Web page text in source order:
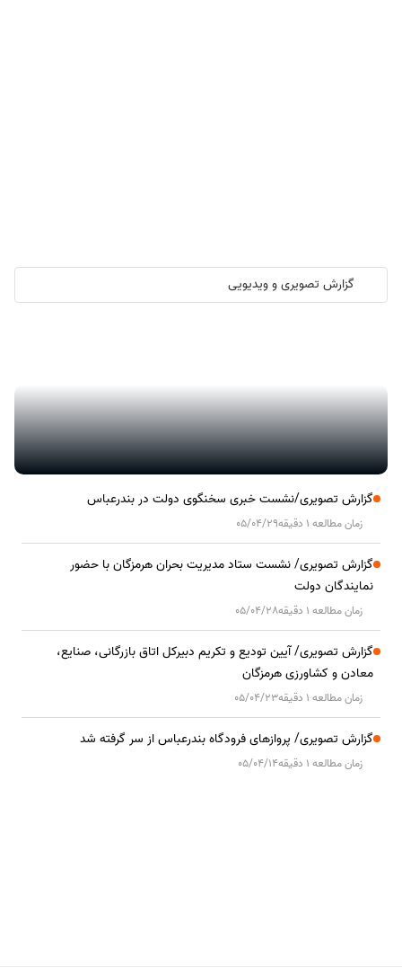
گزارش تصویری و ویدیویی
گزارش تصویری/نشست خبری سخنگوی دولت در بندرعباس
زمان مطالعه 1 دقیقه 05/04/29
گزارش تصویری/ نشست ستاد مدیریت بحران هرمزگان با حضور
نمایندگان دولت
زمان مطالعه 1 دقیقه 05/04/28
گزارش تصویری/ آیین تودیع و تکریم دبیرکل اتاق بازرگانی، صنایع،
معادن و کشاورزی هرمزگان
زمان مطالعه 1 دقیقه 05/04/23
گزارش تصویری/ پروازهای فرودگاه بندرعباس از سر گرفته شد
زمان مطالعه 1 دقیقه 05/04/14